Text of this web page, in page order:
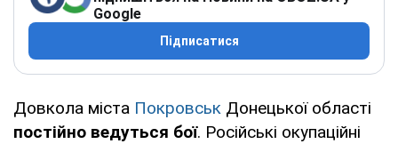
Google
Підписатися
Довкола міста Покровськ Донецької області
постійно ведуться бої. Російські окупаційні